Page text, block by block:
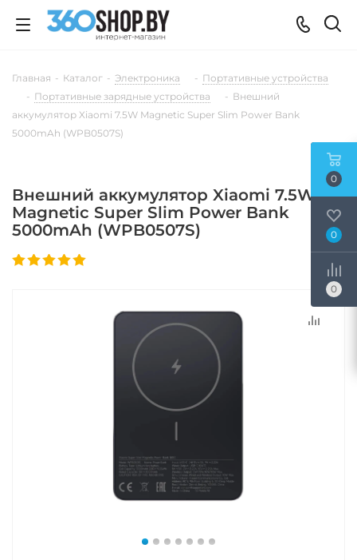
Главная - Каталог - Электроника - Портативные устройства
- Портативные зарядные устройства - Внешний
аккумулятор Xiaomi 7.5W Magnetic Super Slim Power Bank
5000mAh (WPB0507S)
Внешний аккумулятор Xiaomi 7.5W
Magnetic Super Slim Power Bank
5000mAh (WPB0507S)
0
0
0